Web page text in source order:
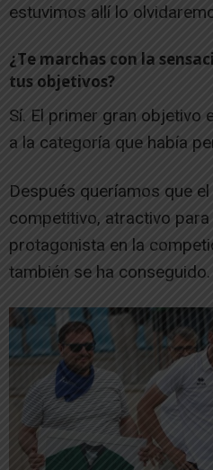
estuvimos allí lo
¿Te marchas con la
tus objetivos?
Sí. El primer gran objetivo
a la categoría que había
Después queríamos que
competitivo, atractivo
protagonista en la
también se ha conseguido.